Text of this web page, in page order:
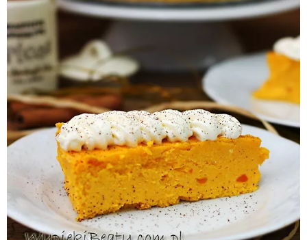
Posiłki
Zdrowo i fit
Kuchnie świata
SKLEP
Polski